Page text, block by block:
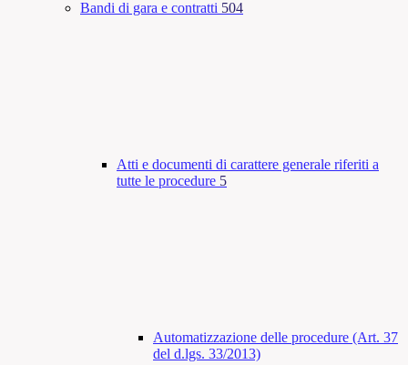
Bandi di gara e contratti 504
Atti e documenti di carattere generale riferiti a
tutte le procedure 5
Automatizzazione delle procedure (Art. 37
del d.lgs. 33/2013)